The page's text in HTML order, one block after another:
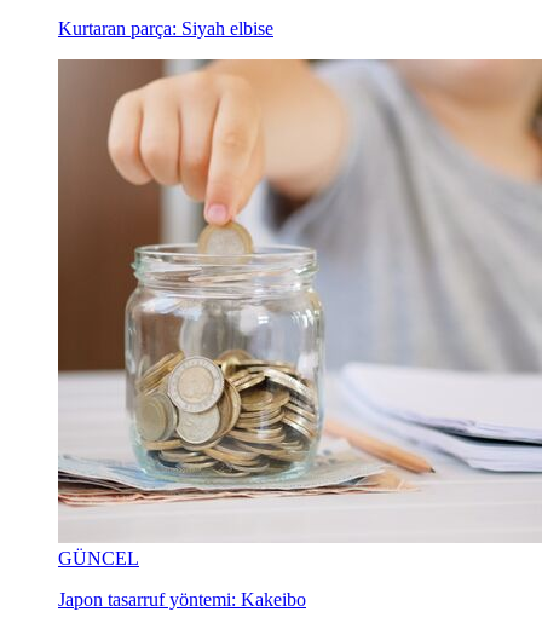
Kurtaran parça: Siyah elbise
GÜNCEL
Japon tasarruf yöntemi: Kakeibo